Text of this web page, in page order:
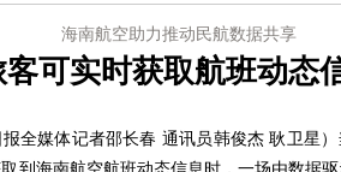
海南航空助力推动民航数据共享
客可实时获取航班动态
媒体记者邵长春 通讯员韩俊杰 耿卫星）